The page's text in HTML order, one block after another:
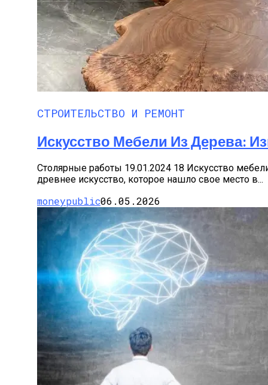
СТРОИТЕЛЬСТВО И РЕМОНТ
Искусство Мебели Из Дерева:
Столярные работы 19.01.2024 18 Искусство
древнее искусство, которое нашло свое место в...
moneypublic06.05.2026